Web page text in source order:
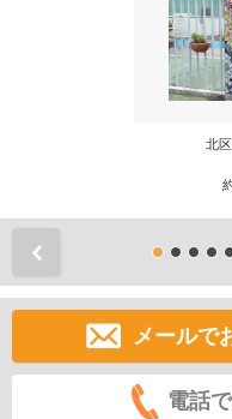
北
メールで
電話